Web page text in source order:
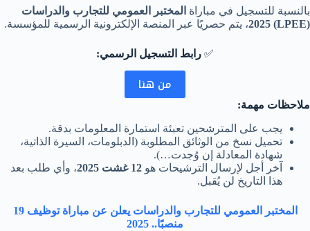
بالنسبة للتسجيل في مباراة المختبر العمومي للتجارب والدراسات
(LPEE) 2025
، يتم حصريًا عبر المنصة الإلكترونية الرسمية للمؤسسة.
✅ رابط التسجيل الرسمي:
من هنا
ملاحظات مهمة:
يجب على المترشحين تعبئة استمارة المعلومات بدقة.
تحميل نسخ من الوثائق المطلوبة (الدبلومات، السيرة الذاتية،
شهادة المعادلة إن وُجدت…).
آخر أجل لإرسال الترشيحات هو 12 غشت 2025
، وأي طلب بعد
هذا التاريخ لن يُقبل.
المختبر العمومي للتجارب والدراسات يعلن عن مباراة توظيف 19
منصبًا.. 2025